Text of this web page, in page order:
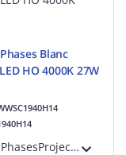
Blanc
HO 4000K 27W
zenit N Projecteur 3-PhasesProjecteur 3-Phases LED HO 4000K 27W 2821lm 40°